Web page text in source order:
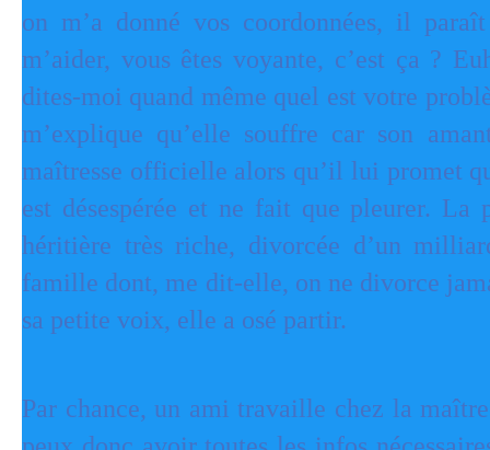
on m’a donné vos coordonnées, il
m’aider, vous êtes voyante, c’est ça ?
dites-moi quand même quel est votre
m’explique qu’elle souffre car son
maîtresse officielle alors qu’il lui promet
est désespérée et ne fait que pleurer. La
héritière très riche, divorcée d’un
famille dont, me dit-elle, on ne divorce
sa petite voix, elle a osé partir.
Par chance, un ami travaille chez la